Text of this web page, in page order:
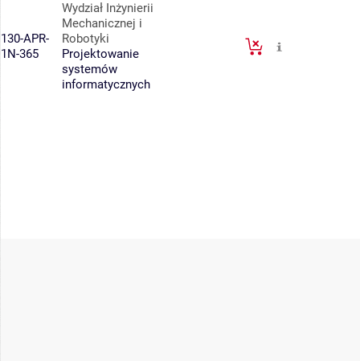
130-APR-
1N-365
Wydział Inżynierii
Mechanicznej i
Robotyki
Projektowanie
systemów
informatycznych